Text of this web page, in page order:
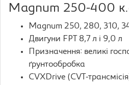
Magnum 250-400
Magnum 250, 280, 310,
Двигуни FPT 8,7 л і 9,0 л
Призначення: великі
ґрунтообробка
CVXDrive (CVT-